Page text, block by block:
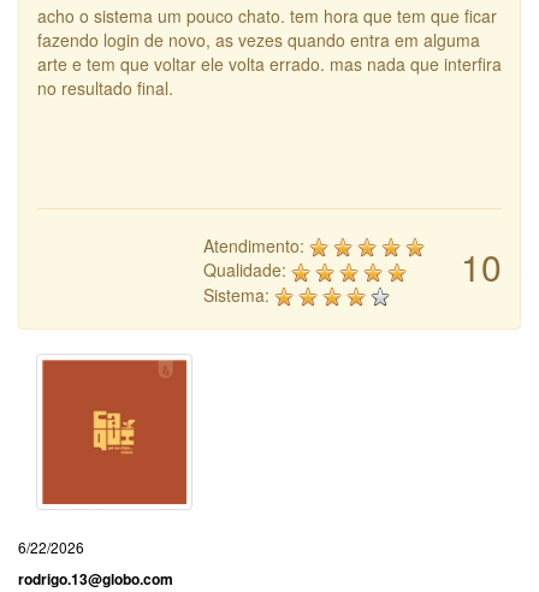
acho o sistema um pouco chato. tem hora que tem que ficar
fazendo login de novo, as vezes quando entra em alguma
arte e tem que voltar ele volta errado. mas nada que interfira
no resultado final.
10
Atendimento:
Qualidade:
Sistema:
6/22/2026
rodrigo.13@globo.com